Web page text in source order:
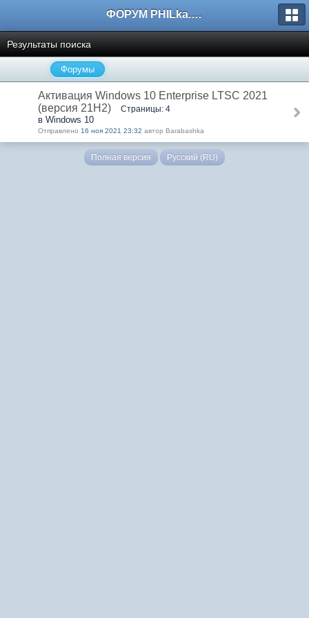
ФОРУМ PHILka.RU
Результаты поиска
Форумы
Активация Windows 10 Enterprise LTSC 2021
(версия 21H2)
Страницы: 4
в Windows 10
Отправлено 16 ноя 2021 23:32 автор Barabashka
Полная версия Русский (RU)